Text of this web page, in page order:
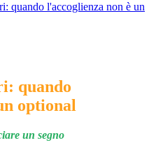
quando l'accoglienza non è un
quando
optional
un segno